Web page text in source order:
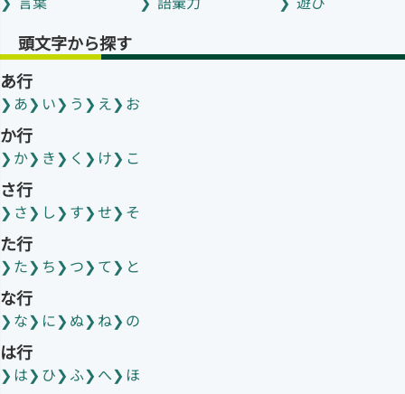
頭文字から探す
あ行
あ い う え お
か行
か き く け こ
さ行
さ し す せ そ
た行
た ち つ て と
な行
な に ぬ ね の
は行
は ひ ふ へ ほ